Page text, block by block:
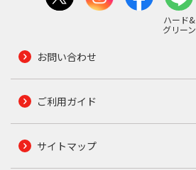
ハード&
グリーン
お問い合わせ
ご利用ガイド
サイトマップ